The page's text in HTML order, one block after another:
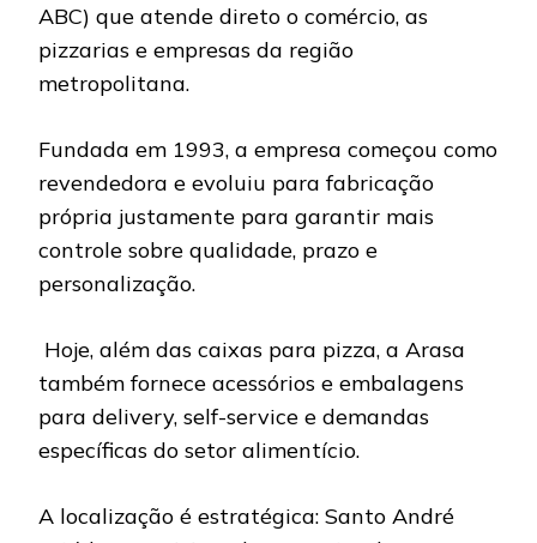
ABC) que atende direto o comércio, as
pizzarias e empresas da região
metropolitana.
Fundada em 1993, a empresa começou como
revendedora e evoluiu para fabricação
própria justamente para garantir mais
controle sobre qualidade, prazo e
personalização.
Hoje, além das caixas para pizza, a Arasa
também fornece acessórios e embalagens
para delivery, self-service e demandas
específicas do setor alimentício.
A localização é estratégica: Santo André